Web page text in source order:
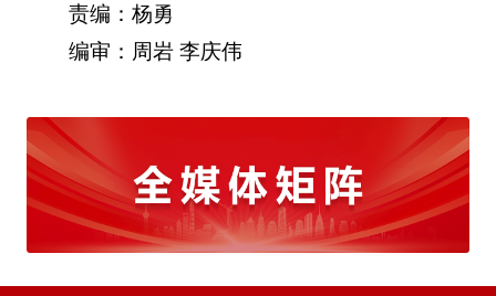
责编：杨勇
编审：周岩 李庆伟